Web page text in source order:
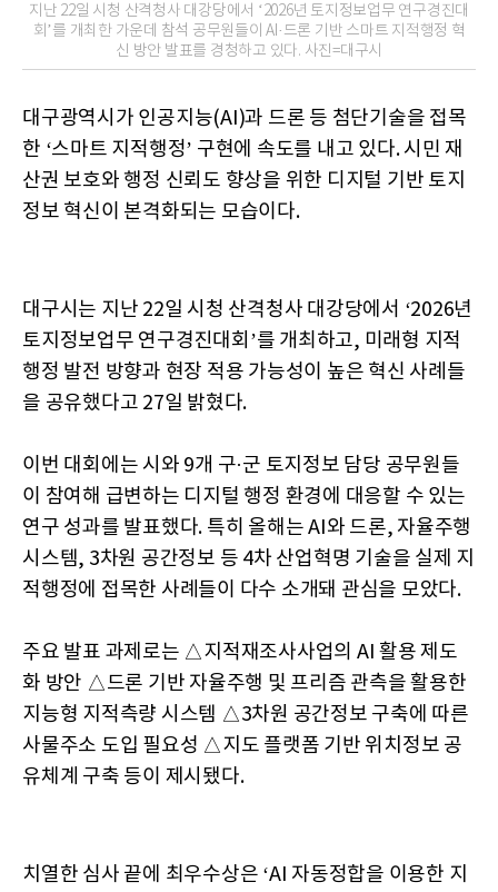
지난 22일 시청 산격청사 대강당에서 ‘2026년 토지정보업무 연구경진대
회’를 개최한 가운데 참석 공무원들이 AI·드론 기반 스마트 지적행정 혁
신 방안 발표를 경청하고 있다. 사진=대구시
대구광역시가 인공지능(AI)과 드론 등 첨단기술을 접목
한 ‘스마트 지적행정’ 구현에 속도를 내고 있다. 시민 재
산권 보호와 행정 신뢰도 향상을 위한 디지털 기반 토지
정보 혁신이 본격화되는 모습이다.
대구시는 지난 22일 시청 산격청사 대강당에서 ‘2026년
토지정보업무 연구경진대회’를 개최하고, 미래형 지적
행정 발전 방향과 현장 적용 가능성이 높은 혁신 사례들
을 공유했다고 27일 밝혔다.
이번 대회에는 시와 9개 구·군 토지정보 담당 공무원들
이 참여해 급변하는 디지털 행정 환경에 대응할 수 있는
연구 성과를 발표했다. 특히 올해는 AI와 드론, 자율주행
시스템, 3차원 공간정보 등 4차 산업혁명 기술을 실제 지
적행정에 접목한 사례들이 다수 소개돼 관심을 모았다.
주요 발표 과제로는 △지적재조사사업의 AI 활용 제도
화 방안 △드론 기반 자율주행 및 프리즘 관측을 활용한
지능형 지적측량 시스템 △3차원 공간정보 구축에 따른
사물주소 도입 필요성 △지도 플랫폼 기반 위치정보 공
유체계 구축 등이 제시됐다.
치열한 심사 끝에 최우수상은 ‘AI 자동정합을 이용한 지